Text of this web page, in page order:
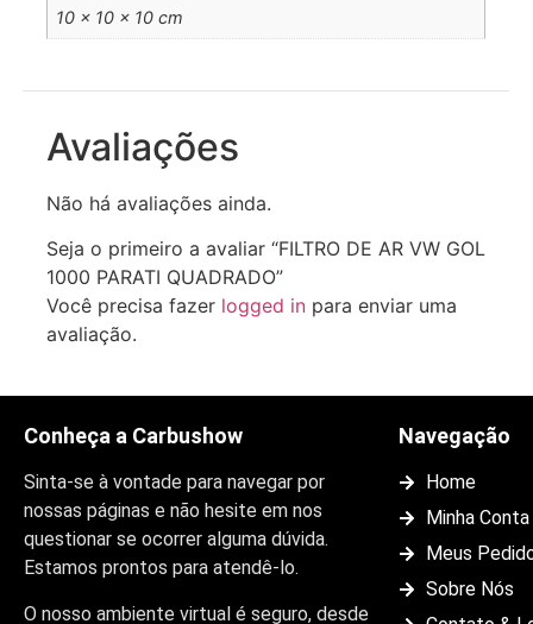
10 × 10 × 10 cm
Avaliações
Não há avaliações ainda.
Seja o primeiro a avaliar “FILTRO DE AR VW GOL
1000 PARATI QUADRADO”
Você precisa fazer logged in para enviar uma
avaliação.
Conheça a Carbushow
Sinta-se à vontade para navegar por
nossas páginas e não hesite em nos
questionar se ocorrer alguma dúvida.
Estamos prontos para atendê-lo.
O nosso ambiente virtual é seguro, desde
Navegação
Home
Minha Conta
Meus
Sobre Nós